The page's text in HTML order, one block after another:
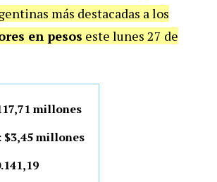
más destacadas a los
en pesos este lunes 27 de
millones
$3,45 millones